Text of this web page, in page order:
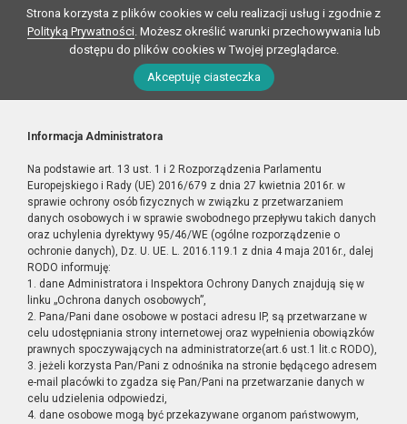
Strona korzysta z plików cookies w celu realizacji usług i zgodnie z
Polityką Prywatności. Możesz określić warunki przechowywania lub
dostępu do plików cookies w Twojej przeglądarce.
Akceptuję ciasteczka
Informacja Administratora
Na podstawie art. 13 ust. 1 i 2 Rozporządzenia Parlamentu
Europejskiego i Rady (UE) 2016/679 z dnia 27 kwietnia 2016r. w
sprawie ochrony osób fizycznych w związku z przetwarzaniem
danych osobowych i w sprawie swobodnego przepływu takich danych
oraz uchylenia dyrektywy 95/46/WE (ogólne rozporządzenie o
ochronie danych), Dz. U. UE. L. 2016.119.1 z dnia 4 maja 2016r., dalej
RODO informuję:
1. dane Administratora i Inspektora Ochrony Danych znajdują się w
linku „Ochrona danych osobowych”,
2. Pana/Pani dane osobowe w postaci adresu IP, są przetwarzane w
celu udostępniania strony internetowej oraz wypełnienia obowiązków
prawnych spoczywających na administratorze(art.6 ust.1 lit.c RODO),
3. jeżeli korzysta Pan/Pani z odnośnika na stronie będącego adresem
e-mail placówki to zgadza się Pan/Pani na przetwarzanie danych w
celu udzielenia odpowiedzi,
4. dane osobowe mogą być przekazywane organom państwowym,